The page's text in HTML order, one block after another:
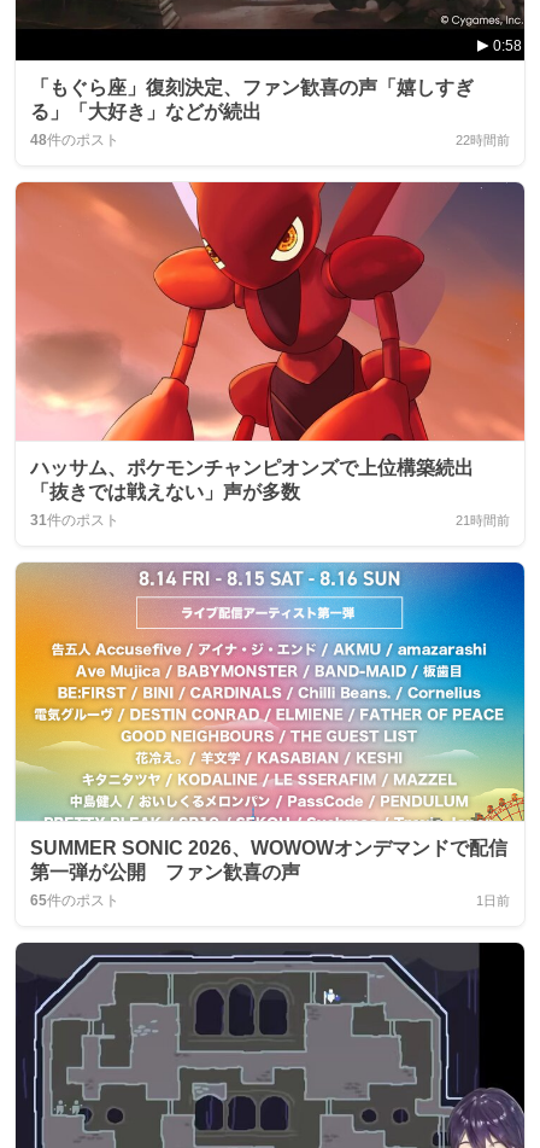
0:58
「もぐら座」復刻決定、ファン歓喜の声「嬉しすぎ
る」「大好き」などが続出
48件のポスト 22時間前
ハッサム、ポケモンチャンピオンズで上位構築続出
「抜きでは戦えない」声が多数
31件のポスト 21時間前
SUMMER SONIC 2026、WOWOWオンデマンドで配信
第一弾が公開 ファン歓喜の声
65件のポスト 1日前